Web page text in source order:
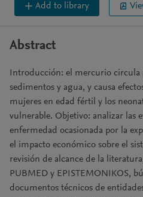
Add to library
Abstract
Introducción: el mercurio circula
sedimentos y agua, y causa
mujeres en edad fértil y los
vulnerable. Objetivo: analizar las
enfermedad ocasionada por la
el impacto económico sobre el
revisión de alcance de la
PUBMED y EPISTEMONIKOS,
documentos técnicos de